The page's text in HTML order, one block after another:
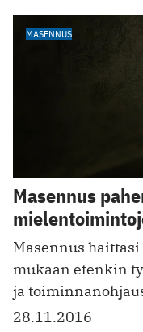
MASENNUS
Masennus
Masennus
mukaan etenkin
ja
28.11.2016